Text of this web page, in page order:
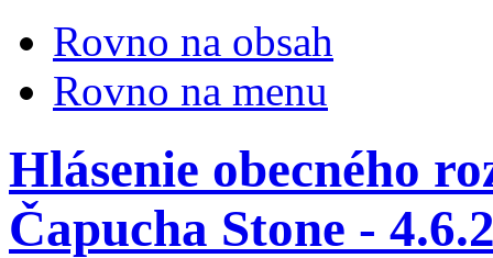
Rovno na obsah
Rovno na menu
Hlásenie obecného
Čapucha Stone -